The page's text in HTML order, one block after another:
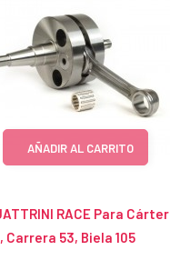
AÑADIR AL CARRITO
RACE Para Cárter
Carrera 53, Biela 105